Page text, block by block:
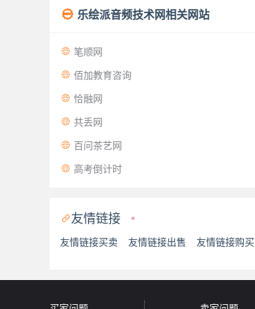
 乐绘派音频技术网相关网站
 笔顺网
 佰加教育咨询
 恰融网
 共丢网
 百问茶艺网
 高考倒计时
友情链接 *
友情链接买卖 友情链接出售 友情链接购买